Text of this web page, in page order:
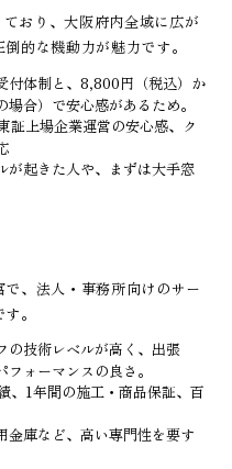
おり、大阪府内全域に広が
的な機動力が魅力です。
付体制と、8,800円（税込）か
合）で安心感があるため。
証上場企業運営の安心感、ク
が起きた人や、まずは大手窓
、法人・事務所向けのサー
。
の技術レベルが高く、出張
ォーマンスの良さ。
、1年間の施工・商品保証、百
金庫など、高い専門性を要す